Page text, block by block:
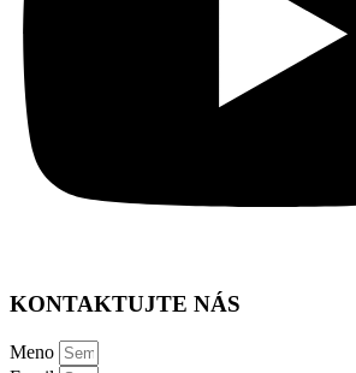
KONTAKTUJTE NÁS
Meno